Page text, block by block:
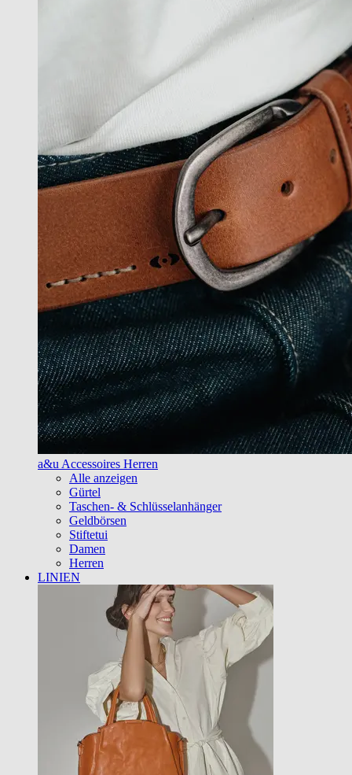
a&u Accessoires Herren
Alle anzeigen
Gürtel
Taschen- & Schlüsselanhänger
Geldbörsen
Stiftetui
Damen
Herren
LINIEN